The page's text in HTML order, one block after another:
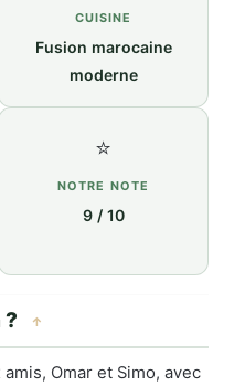
CUISINE
Fusion marocaine
moderne
⭐
NOTRE NOTE
9 / 10
? ↑
Omar et Simo, avec